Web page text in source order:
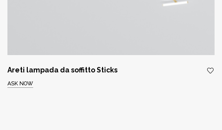
Areti lampada da soffitto Sticks
ASK NOW